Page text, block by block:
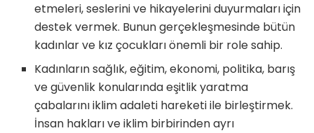
etmeleri, seslerini ve hikayelerini duyurmaları için
destek vermek. Bunun gerçekleşmesinde bütün
kadınlar ve kız çocukları önemli bir role sahip.
Kadınların sağlık, eğitim, ekonomi, politika, barış
ve güvenlik konularında eşitlik yaratma
çabalarını iklim adaleti hareketi ile birleştirmek.
İnsan hakları ve iklim birbirinden ayrı